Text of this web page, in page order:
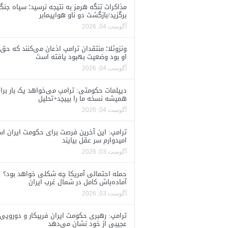
مذاکرات تنگه هرمز به نتیجه نرسید؛ سپاه
برگزید/بازگشت دو ناو هواپیمابر
آگوست 04, 2026
ونزوئلا؛ منتقدان ترامپ اذعان می‌کنند که حق
او بود وضعیت بهبود یافته است
آگوست 04, 2026
دیپلمات حکومتی: ترامپ می‌خواهد یک بار
همیشه نسخه ما را بپیچد+تحلیل
آگوست 04, 2026
ترامپ: این آخرین فرصت برای حکومت ایران
امیدوارم سر عقل بیایند
آگوست 03, 2026
حمله احتمالی آمریکا چه شکلی خواهد بود؟
آماده‌باش کامل در شمال غرب ایران
آگوست 03, 2026
ترامپ: رهبری حکومت ایران فریبکار و دورویی
عجیبی از خود نشان می‌دهد